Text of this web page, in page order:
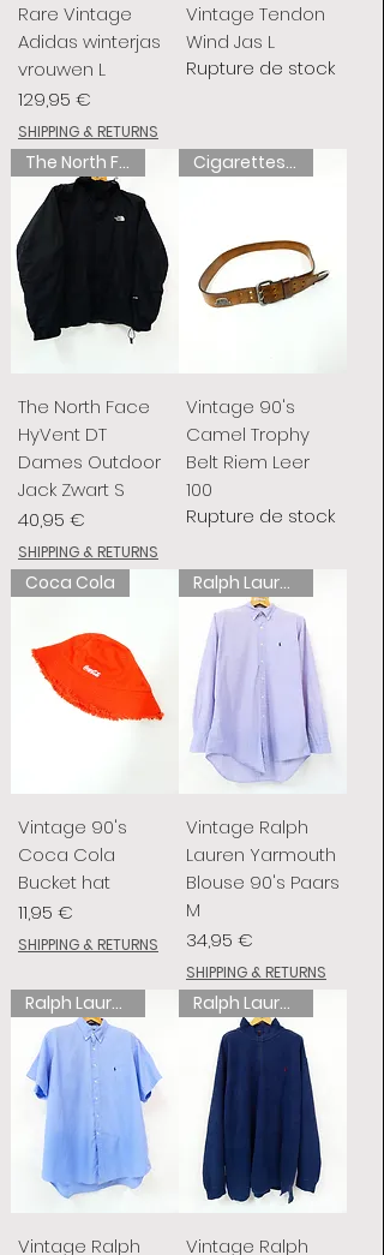
Rare Vintage
Adidas winterjas
vrouwen L
Prix
129,95 €
SHIPPING & RETURNS
Vintage Tendon
Wind Jas L
Rupture de stock
The North Face
The North Face
HyVent DT
Dames Outdoor
Jack Zwart S
Prix
40,95 €
SHIPPING & RETURNS
Cigarettes de chameau
Vintage 90's
Camel Trophy
Belt Riem Leer
100
Rupture de stock
Coca Cola
Vintage 90's
Coca Cola
Bucket hat
Prix
11,95 €
SHIPPING & RETURNS
Ralph Lauren
Vintage Ralph
Lauren Yarmouth
Blouse 90's Paars
M
Prix
34,95 €
SHIPPING & RETURNS
Ralph Lauren
Vintage Ralph
Ralph Lauren
Vintage Ralph